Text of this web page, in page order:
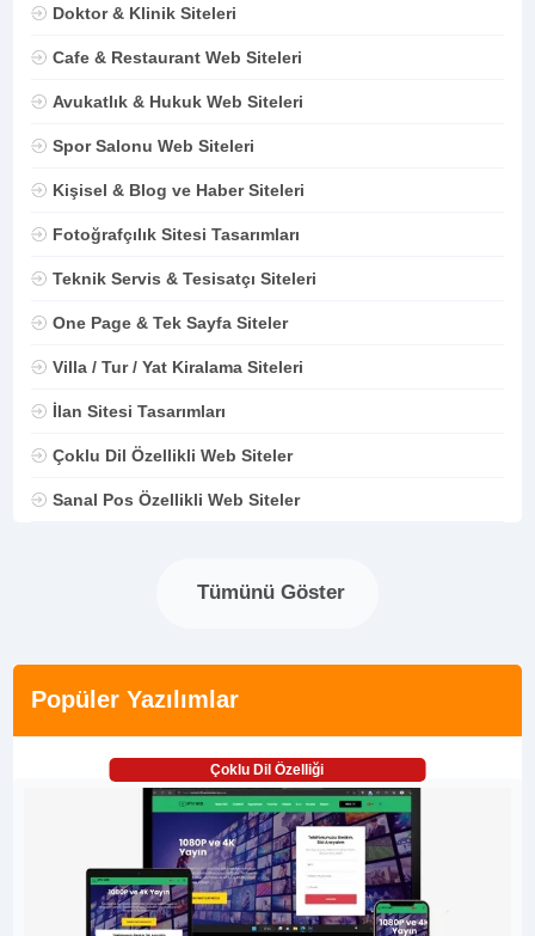
Doktor & Klinik Siteleri
Cafe & Restaurant Web Siteleri
Avukatlık & Hukuk Web Siteleri
Spor Salonu Web Siteleri
Kişisel & Blog ve Haber Siteleri
Fotoğrafçılık Sitesi Tasarımları
Teknik Servis & Tesisatçı Siteleri
One Page & Tek Sayfa Siteler
Villa / Tur / Yat Kiralama Siteleri
İlan Sitesi Tasarımları
Çoklu Dil Özellikli Web Siteler
Sanal Pos Özellikli Web Siteler
Tümünü Göster
Popüler Yazılımlar
Çoklu Dil Özelliği